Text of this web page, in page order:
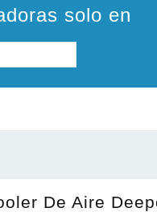
solo en
De Aire